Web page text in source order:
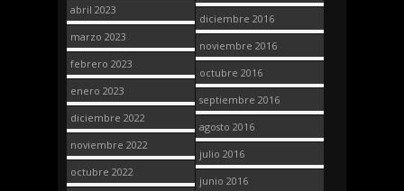
abril 2023
marzo 2023
febrero 2023
enero 2023
diciembre 2022
noviembre 2022
octubre 2022
diciembre 2016
noviembre 2016
octubre 2016
septiembre 2016
agosto 2016
julio 2016
junio 2016